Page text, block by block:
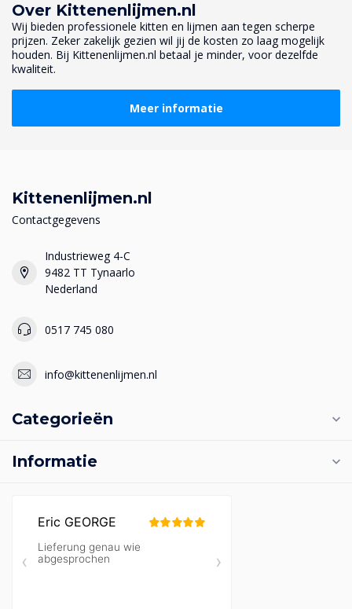
Over Kittenenlijmen.nl
Wij bieden professionele kitten en lijmen aan tegen scherpe
prijzen. Zeker zakelijk gezien wil jij de kosten zo laag mogelijk
houden. Bij Kittenenlijmen.nl betaal je minder, voor dezelfde
kwaliteit.
Meer informatie
Kittenenlijmen.nl
Contactgegevens
Industrieweg 4-C
9482 TT Tynaarlo
Nederland
0517 745 080
info@kittenenlijmen.nl
Categorieën
Informatie